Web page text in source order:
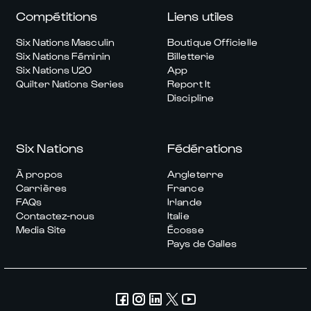
Compétitions
Six Nations Masculin
Six Nations Féminin
Six Nations U20
Quilter Nations Series
Liens utiles
Boutique Officielle
Billetterie
App
Report It
Discipline
Six Nations
À propos
Carrières
FAQs
Contactez-nous
Media Site
Fédérations
Angleterre
France
Irlande
Italie
Écosse
Pays de Galles